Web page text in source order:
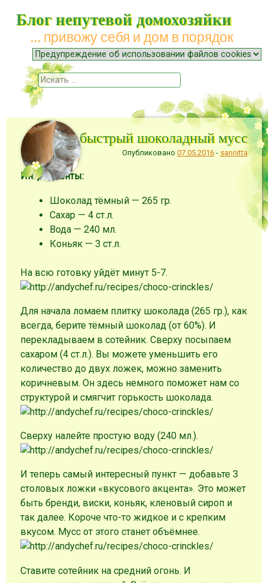
Блог непутевой домохозяйки
… привожу себя и дом в порядок
Меню
Наверх
Поиск
Очень быстрый шоколадный мусс
Опубликовано 07.05.2016- sannitta
Ингредиенты:
Шоколад тёмный — 265 гр.
Сахар — 4 ст.л.
Вода — 240 мл.
Коньяк — 3 ст.л.
На всю готовку уйдёт минут 5-7.
Для начала ломаем плитку шоколада (265 гр.), как
всегда, берите тёмный шоколад (от 60%). И
перекладываем в сотейник. Сверху посыпаем
сахаром (4 ст.л.). Вы можете уменьшить его
количество до двух ложек, можно заменить
коричневым. Он здесь немного поможет нам со
структурой и смягчит горькость шоколада.
Сверху налейте простую воду (240 мл.).
И теперь самый интересный пункт — добавьте 3
столовых ложки «вкусового акцента». Это может
быть бренди, виски, коньяк, кленовый сироп и
так далее. Короче что-то жидкое и с крепким
вкусом. Мусс от этого станет объёмнее.
Ставите сотейник на средний огонь. И